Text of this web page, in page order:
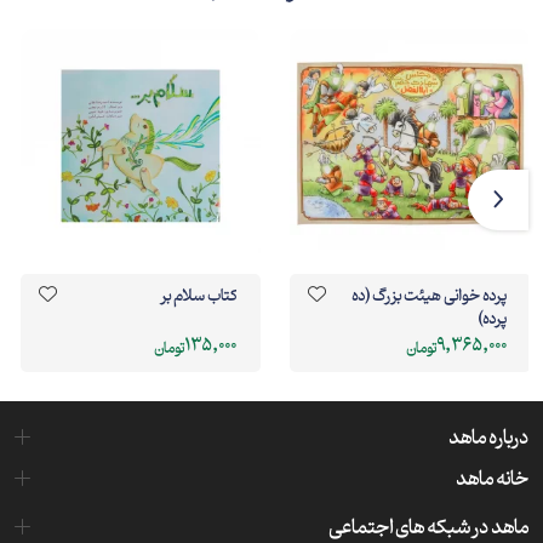
پرده خوانی هیئت بزرگ (ده
پرده)
9,365,000تومان
کتاب سلام بر
135,000تومان
درباره ماهد
خانه ماهد
ماهد در شبکه های اجتماعی